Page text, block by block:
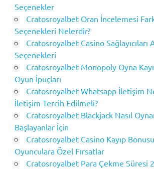
Seçenekler
Cratosroyalbet Oran İncelemesi
Seçenekleri Nelerdir?
Cratosroyalbet Casino Sağlayıcıları
Seçenekleri
Cratosroyalbet Monopoly Oyna
Oyun İpuçları
Cratosroyalbet Whatsapp İletişim
İletişim Tercih Edilmeli?
Cratosroyalbet Blackjack Nasıl
Başlayanlar İçin
Cratosroyalbet Casino Kayıp
Oyunculara Özel Fırsatlar
Cratosroyalbet Para Çekme Süresi